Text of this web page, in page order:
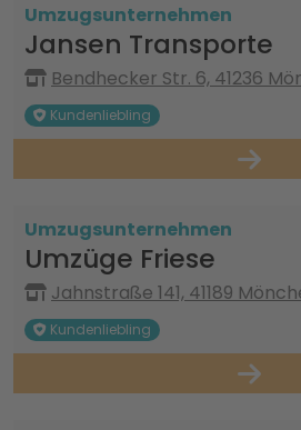
Umzugsunternehmen
Jansen Transporte
Bendhecker Str. 6, 41236
Kundenliebling
Umzugsunternehmen
Umzüge Friese
Jahnstraße 141, 41189
Kundenliebling